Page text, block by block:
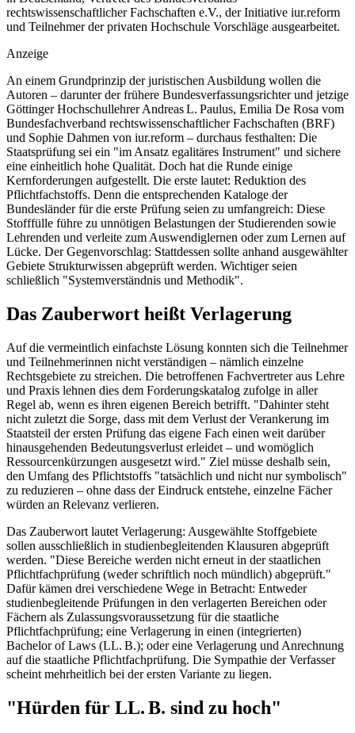
rechtswissenschaftlicher Fachschaften e.V., der Initiative iur.reform
und Teilnehmer der privaten Hochschule Vorschläge ausgearbeitet.
Anzeige
An einem Grundprinzip der juristischen Ausbildung wollen die
Autoren – darunter der frühere Bundesverfassungsrichter und jetzige
Göttinger Hochschullehrer Andreas L. Paulus, Emilia De Rosa vom
Bundesfachverband rechtswissenschaftlicher Fachschaften (BRF)
und Sophie Dahmen von iur.reform – durchaus festhalten: Die
Staatsprüfung sei ein "im Ansatz egalitäres Instrument" und sichere
eine einheitlich hohe Qualität. Doch hat die Runde einige
Kernforderungen aufgestellt. Die erste lautet: Reduktion des
Pflichtfachstoffs. Denn die entsprechenden Kataloge der
Bundesländer für die erste Prüfung seien zu umfangreich: Diese
Stofffülle führe zu unnötigen Belastungen der Studierenden sowie
Lehrenden und verleite zum Auswendiglernen oder zum Lernen auf
Lücke. Der Gegenvorschlag: Stattdessen sollte anhand ausgewählter
Gebiete Strukturwissen abgeprüft werden. Wichtiger seien
schließlich "Systemverständnis und Methodik".
Das Zauberwort heißt Verlagerung
Auf die vermeintlich einfachste Lösung konnten sich die Teilnehmer
und Teilnehmerinnen nicht verständigen – nämlich einzelne
Rechtsgebiete zu streichen. Die betroffenen Fachvertreter aus Lehre
und Praxis lehnen dies dem Forderungskatalog zufolge in aller
Regel ab, wenn es ihren eigenen Bereich betrifft. "Dahinter steht
nicht zuletzt die Sorge, dass mit dem Verlust der Verankerung im
Staatsteil der ersten Prüfung das eigene Fach einen weit darüber
hinausgehenden Bedeutungsverlust erleidet – und womöglich
Ressourcenkürzungen ausgesetzt wird." Ziel müsse deshalb sein,
den Umfang des Pflichtstoffs "tatsächlich und nicht nur symbolisch"
zu reduzieren – ohne dass der Eindruck entstehe, einzelne Fächer
würden an Relevanz verlieren.
Das Zauberwort lautet Verlagerung: Ausgewählte Stoffgebiete
sollen ausschließlich in studienbegleitenden Klausuren abgeprüft
werden. "Diese Bereiche werden nicht erneut in der staatlichen
Pflichtfachprüfung (weder schriftlich noch mündlich) abgeprüft."
Dafür kämen drei verschiedene Wege in Betracht: Entweder
studienbegleitende Prüfungen in den verlagerten Bereichen oder
Fächern als Zulassungsvoraussetzung für die staatliche
Pflichtfachprüfung; eine Verlagerung in einen (integrierten)
Bachelor of Laws (LL. B.); oder eine Verlagerung und Anrechnung
auf die staatliche Pflichtfachprüfung. Die Sympathie der Verfasser
scheint mehrheitlich bei der ersten Variante zu liegen.
"Hürden für LL. B. sind zu hoch"